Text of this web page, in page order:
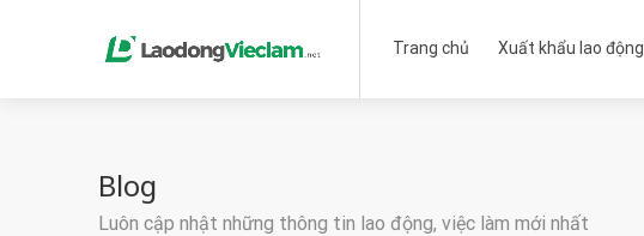
Trang chủ Xuất khẩu lao động
Blog
Luôn cập nhật những thông tin lao động, việc làm mới nhất